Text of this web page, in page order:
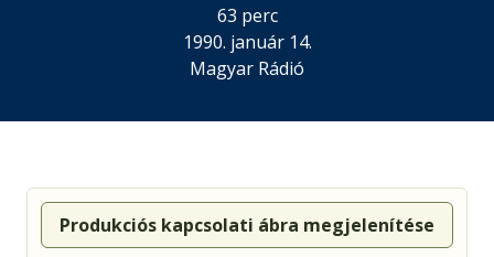
63 perc
1990. január 14.
Magyar Rádió
Produkciós kapcsolati ábra megjelenítése